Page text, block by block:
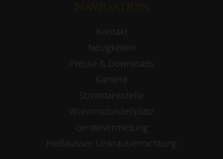
Navigation
Kontakt
Neuigkeiten
Presse & Downloads
Karriere
Stromtankstelle
Wohnmobilstellplatz
Gerätevermietung
Heißwasser Unkrautvernichtung